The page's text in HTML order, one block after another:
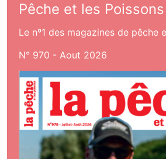
Pêche et les Poissons
Le nº1 des magazines de pêche
N° 970 - Aout 2026